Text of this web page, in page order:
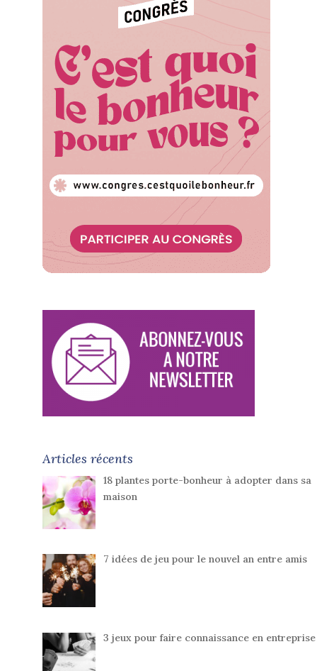
Articles récents
18 plantes porte-bonheur à adopter dans sa
maison
7 idées de jeu pour le nouvel an entre amis
3 jeux pour faire connaissance en entreprise